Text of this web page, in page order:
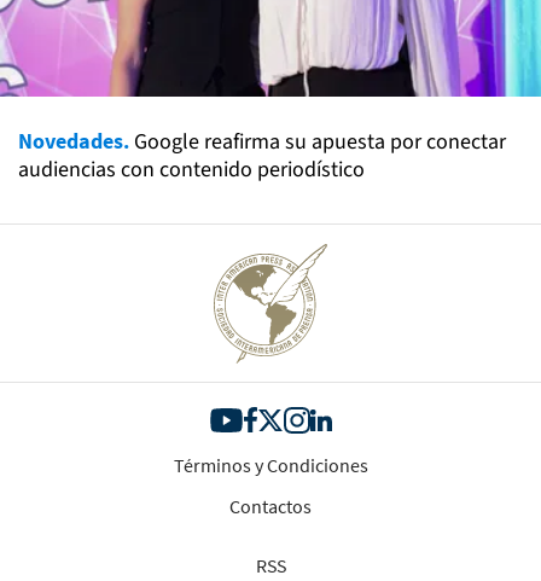
Novedades. Google reafirma su apuesta por conectar
audiencias con contenido periodístico
Términos y Condiciones
Contactos
RSS